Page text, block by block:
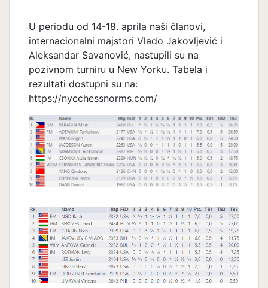
U periodu od 14-18. aprila naši članovi,
internacionalni majstori Vlado Jakovljević i
Aleksandar Savanović, nastupili su na
pozivnom turniru u New Yorku. Tabela i
rezultati dostupni su na:
https://nycchessnorms.com/